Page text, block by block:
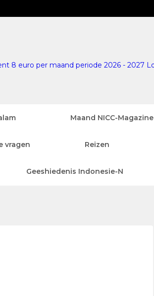
Maand NICC-Magazine
vragen Reizen
Geeshiedenis Indonesie-N